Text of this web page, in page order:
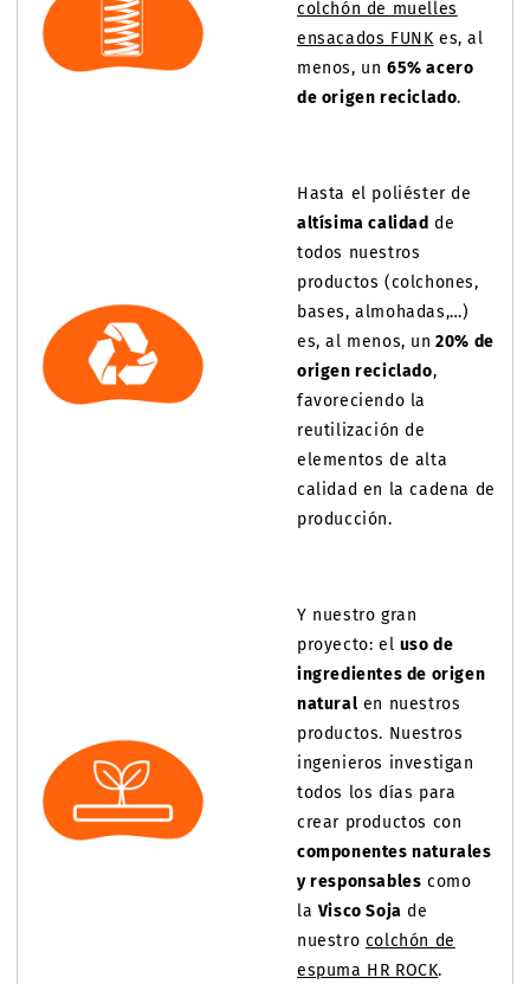
colchón de muelles
ensacados FUNK es, al
menos, un 65% acero
de origen reciclado.
Hasta el poliéster de
altísima calidad de
todos nuestros
productos (colchones,
bases, almohadas,…)
es, al menos, un 20% de
origen reciclado,
favoreciendo la
reutilización de
elementos de alta
calidad en la cadena de
producción.
Y nuestro gran
proyecto: el uso de
ingredientes de origen
natural en nuestros
productos. Nuestros
ingenieros investigan
todos los días para
crear productos con
componentes naturales
y responsables como
la Visco Soja de
nuestro colchón de
espuma HR ROCK.